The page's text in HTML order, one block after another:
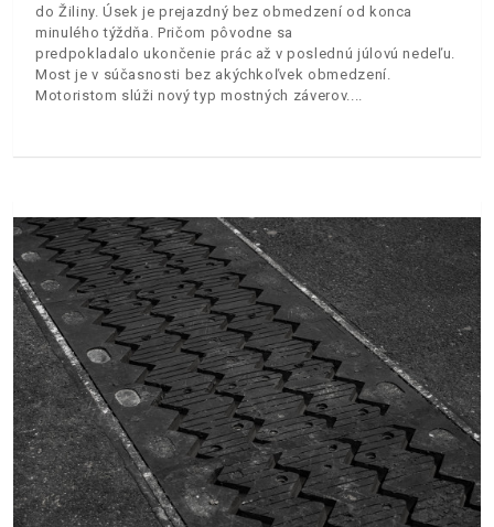
do Žiliny. Úsek je prejazdný bez obmedzení od konca
minulého týždňa. Pričom pôvodne sa
predpokladalo ukončenie prác až v poslednú júlovú nedeľu.
Most je v súčasnosti bez akýchkoľvek obmedzení.
Motoristom slúži nový typ mostných záverov.